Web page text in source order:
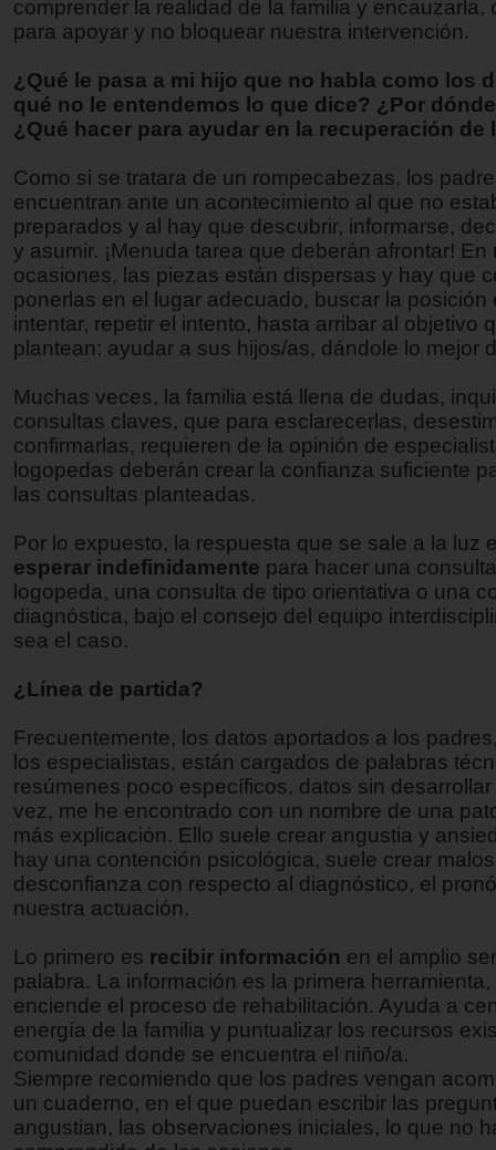
comprender la realidad de la familia y encauzarla,
para apoyar y no bloquear nuestra intervención.
¿Qué le pasa a mi hijo que no habla como los
qué no le entendemos lo que dice? ¿Por
¿Qué hacer para ayudar en la recuperación de
Como si se tratara de un rompecabezas, los
encuentran ante un acontecimiento al que no
preparados y al hay que descubrir, informarse,
y asumir. ¡Menuda tarea que deberán afrontar! En
ocasiones, las piezas están dispersas y hay que
ponerlas en el lugar adecuado, buscar la posición
intentar, repetir el intento, hasta arribar al objetivo
plantean: ayudar a sus hijos/as, dándole lo mejor
Muchas veces, la familia está llena de dudas,
consultas claves, que para esclarecerlas,
confirmarlas, requieren de la opinión de
logopedas deberán crear la confianza suficiente
las consultas planteadas.
Por lo expuesto, la respuesta que se sale a la luz
esperar indefinidamente para hacer una
logopeda, una consulta de tipo orientativa o una
diagnóstica, bajo el consejo del equipo
sea el caso.
¿Línea de partida?
Frecuentemente, los datos aportados a los
los especialistas, están cargados de palabras
resúmenes poco específicos, datos sin
vez, me he encontrado con un nombre de una
más explicación. Ello suele crear angustia y
hay una contención psicológica, suele crear
desconfianza con respecto al diagnóstico, el
nuestra actuación.
Lo primero es recibir información en el amplio
palabra. La información es la primera
enciende el proceso de rehabilitación. Ayuda a
energía de la familia y puntualizar los recursos
comunidad donde se encuentra el niño/a.
Siempre recomiendo que los padres vengan
un cuaderno, en el que puedan escribir las
angustian, las observaciones iniciales, lo que no